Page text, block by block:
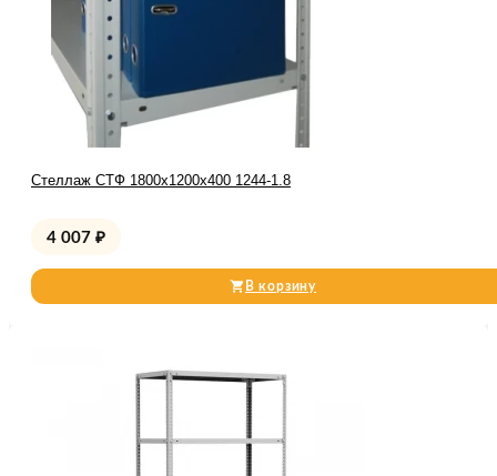
Стеллаж СТФ 1800x1200x400 1244-1.8
4 007 ₽
В корзину